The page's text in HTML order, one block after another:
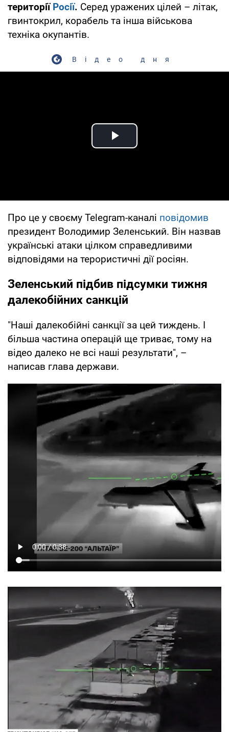
території Росії. Серед уражених цілей – літак,
гвинтокрил, корабель та інша військова
техніка окупантів.
Відео дня
Play Video
Про це у своєму Telegram-каналі повідомив
президент Володимир Зеленський. Він назвав
українські атаки цілком справедливими
відповідями на терористичні дії росіян.
Зеленський підбив підсумки тижня
далекобійних санкцій
"Наші далекобійні санкції за цей тиждень. І
більша частина операцій ще триває, тому на
відео далеко не всі наші результати", –
написав глава держави.